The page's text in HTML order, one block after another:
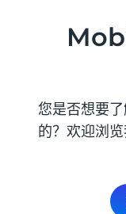
您是否想要
的？欢迎浏